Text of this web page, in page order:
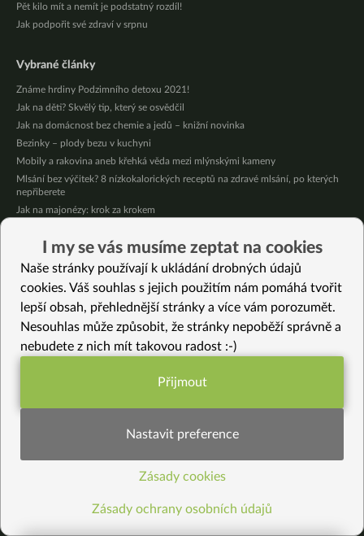
Pět kilo mít a nemít je podstatný rozdíl!
Jak podpořit své zdraví v srpnu
Vybrané články
Známe hrdiny Podzimního detoxu 2021!
Jak na děti? Skvělý tip, který se osvědčil
Jak na domácnost bez chemie a jedů – knižní novinka
Bezinky – plody bezu v kuchyni
Mobily a rakovina aneb křehká věda mezi mlýnskými kameny
Mlsání bez výčitek? 8 nízkokalorických receptů na zdravé mlsání, po kterých
nepřiberete
Jak na majonézy: krok za krokem
Vím, co jim plave v bříškách (Katka 33 let)
Placebo efekt – Jak ho využít ve svém životě
Nejnovější recepty
Letní nudle s bambusovými výhonky
Jablečné pyré – skvělé přesnídávky bez cukru
Osvěžující čaj s citronovými bylinkami
Čokoládové muffiny s mangovým krémem
I my se vás musíme zeptat na cookies
Naše stránky používají k ukládání drobných údajů
cookies. Váš souhlas s jejich použitím nám pomáhá tvořit
lepší obsah, přehlednější stránky a více vám porozumět.
Nesouhlas může způsobit, že stránky nepoběží správně a
nebudete z nich mít takovou radost :-)
Funkční nastavení potřebujeme (vždy
Statistiky pro lepší obsah
Přijmout
Nastavit preference
Zásady cookies
Zásady ochrany osobních údajů